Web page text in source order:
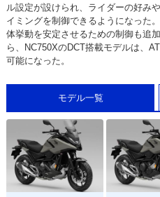
ル設定が設けられ、ライダーの好み
イミングを制御できるようになった
体挙動を安定させるための制御も追
ら、NC750XのDCT搭載モデルは、
可能になった。
モデル一覧